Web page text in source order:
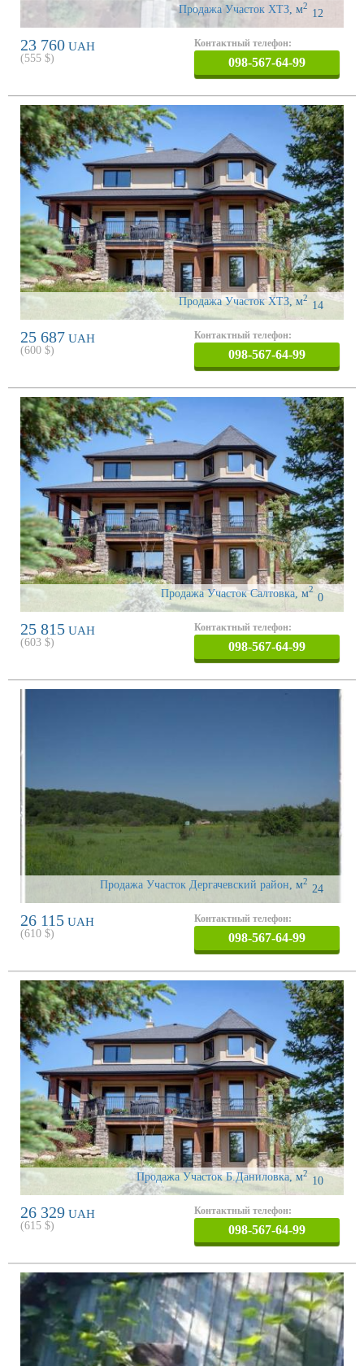
Продажа Участок ХТЗ, 12
м2
23 760 UAH
(555 $)
Контактный телефон:
098-567-64-99
Продажа Участок ХТЗ, 14
м2
25 687 UAH
(600 $)
Контактный телефон:
098-567-64-99
Продажа Участок Салтовка 0
м2
25 815 UAH
(603 $)
Контактный телефон:
098-567-64-99
Продажа Участок Дергачевский район, 24
м2
26 115 UAH
(610 $)
Контактный телефон:
098-567-64-99
Продажа Участок Б.Даниловка, 10
м2
26 329 UAH
(615 $)
Контактный телефон:
098-567-64-99